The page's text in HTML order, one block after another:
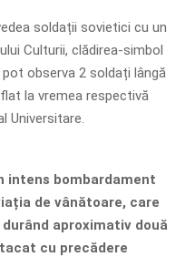
soldații sovietici cu un
Culturii, clădirea-simbol
observa 2 soldați lângă
la vremea respectivă
Universitare.
intens bombardament
de vânătoare, care
aproximativ două
cu precădere